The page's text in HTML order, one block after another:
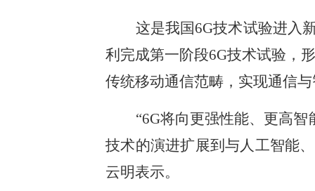
这是我国6G技术试验进入
利完成第一阶段6G技术试验，
传统移动通信范畴，实现通信
“6G将向更强性能、更高
技术的演进扩展到与人工智能
云明表示。